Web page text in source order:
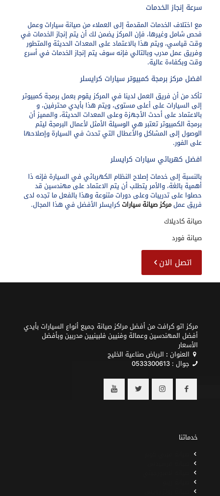
سرعة إنجاز الخدمات
مع اختلاف الخدمات المقدمة إلى العملاء من صيانة سيارات وعمل
فحص شامل وغيرها، فإن المركز يضمن لك أن يتم إنجاز الخدمات في
وقت قياسي، ويتم هذا بالاعتماد على المعدات الحديثة والمتطور
وفريق عمل مدرب وبالتالي فإنه سوف يتم إنجاز الخدمات في أسرع
وقت وبكفاءة عالية.
افضل مركز برمجة كمبيوتر سيارات كرايسلر
تأكد من أن فريق العمل لدينا في المركز يقوم بعمل برمجة كمبيوتر
إلى السيارات على أعلى مستوى، ويتم هذا بأيدي محترفين، و
بالاعتماد على أحدث الأجهزة وعلى المعدات الحديثة، والمميز أن
برمجة الكمبيوتر تعتبر هي الوسيلة الأمثل لأعمال البرمجة ليتم
الوصول إلى المشاكل والأعطال التي تحدث في السيارة وإصلاحها
على الفور.
افضل كهربائي سيارات كرايسلر
بالنسبة إلى خدمات إصلاح النظام الكهربائي في السيارة فإنه ذا
أهمية بالغة، والأمر يتطلب أن يتم الاعتماد على مهندسين قد
حصلوا على تدريبات وعلى دورات متنوعة وهذا بالفعل ما تجده لدى
فريق عملمركز صيانة سياراتكرايسلر الأفضل في هذا المجال.
صيانة كاديلاك
صيانة فورد
اتصل الان
مركز اتو كرافت من أفضل مراكز صيانة جميع أنواع السيارات بأيدي
أفضل المهندسين وعمالة وفنيين فلبينيين مدربين وبأفضل
الأسعار
العنوان : الرياض صناعية الخليج
جوال : 0533300613
خدماتنا